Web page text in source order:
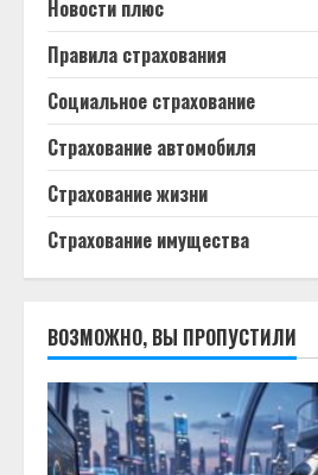
Новости плюс
Правила страхования
Социальное страхование
Страхование автомобиля
Страхование жизни
Страхование имущества
ВОЗМОЖНО, ВЫ ПРОПУСТИЛИ